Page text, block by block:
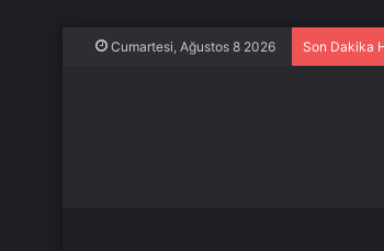
Cumartesi, Ağustos 8 2026 Son Dakika